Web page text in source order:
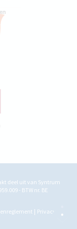
deel uit van Syntrum
- BTW nr. BE
Privacy